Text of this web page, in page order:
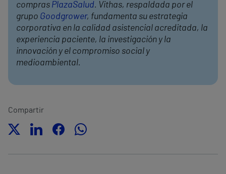
compras PlazaSalud. Vithas, respaldada por el
grupo Goodgrower, fundamenta su estrategia
corporativa en la calidad asistencial acreditada, la
experiencia paciente, la investigación y la
innovación y el compromiso social y
medioambiental.
Compartir